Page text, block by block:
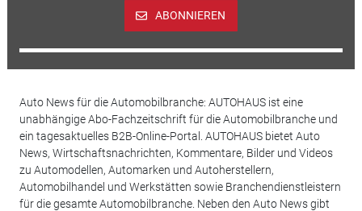
ABONNIEREN
Auto News für die Automobilbranche: AUTOHAUS ist eine
unabhängige Abo-Fachzeitschrift für die Automobilbranche und
ein tagesaktuelles B2B-Online-Portal. AUTOHAUS bietet Auto
News, Wirtschaftsnachrichten, Kommentare, Bilder und Videos
zu Automodellen, Automarken und Autoherstellern,
Automobilhandel und Werkstätten sowie Branchendienstleistern
für die gesamte Automobilbranche. Neben den Auto News gibt